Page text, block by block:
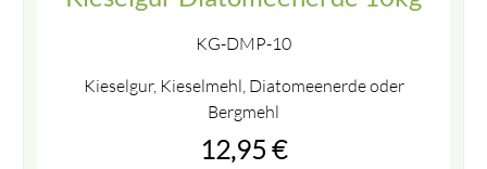
KG-DMP-10
Kieselgur, Kieselmehl, Diatomeenerde oder
Bergmehl
12,95 €